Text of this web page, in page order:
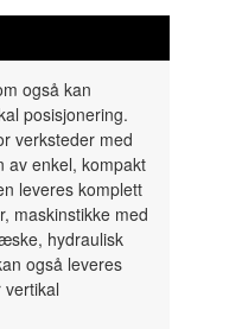
også kan
posisjonering.
verksteder med
av enkel, kompakt
leveres komplett
maskinstikke med
hydraulisk
også leveres